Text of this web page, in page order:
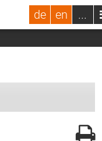
de en ...